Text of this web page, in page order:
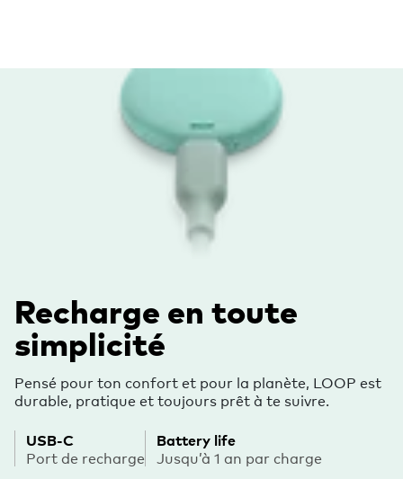
Recharge en toute
simplicité
Pensé pour ton confort et pour la planète, LOOP est
durable, pratique et toujours prêt à te suivre.
USB-C
Port de recharge
Battery life
Jusqu’à 1 an par charge